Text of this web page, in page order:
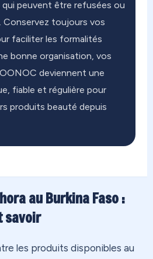
peuvent être refusées ou
Conservez toujours vos
faciliter les formalités
bonne organisation, vos
deviennent une
fiable et régulière pour
produits beauté depuis
au Burkina Faso :
savoir
les produits disponibles au